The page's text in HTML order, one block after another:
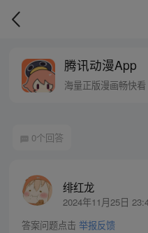
腾讯动漫App
海量正版漫画畅快看
0个回答
绯红龙
2024年11月25日
答案问题点击 举报反馈